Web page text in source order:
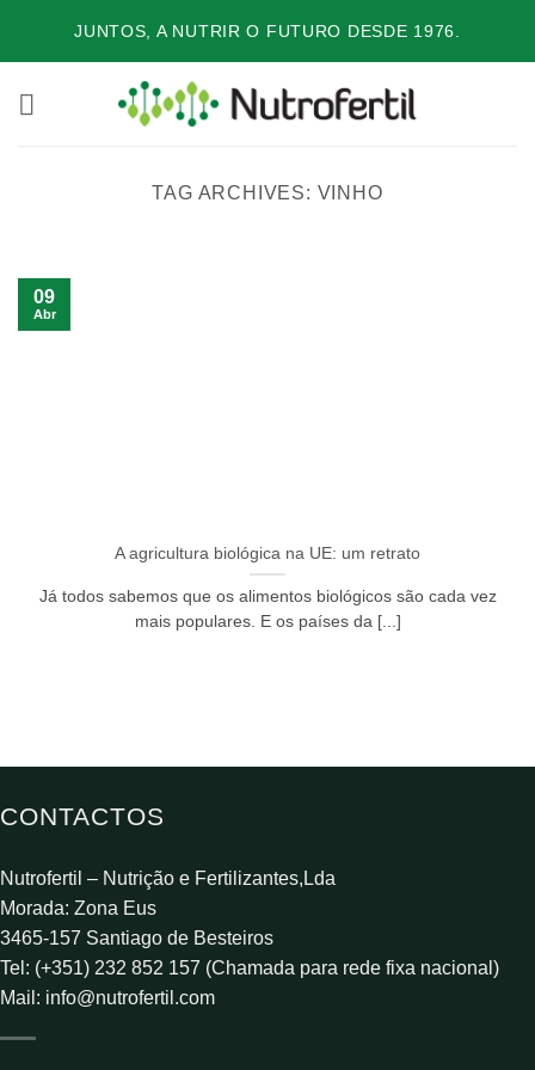
JUNTOS, A NUTRIR O FUTURO DESDE 1976.
TAG ARCHIVES: VINHO
A agricultura biológica na UE: um retrato
Já todos sabemos que os alimentos biológicos são cada vez
mais populares. E os países da [...]
09
Abr
CONTACTOS
Nutrofertil – Nutrição e Fertilizantes,Lda
Morada: Zona Eus
3465-157 Santiago de Besteiros
Tel: (+351) 232 852 157 (Chamada para rede fixa nacional)
Mail: info@nutrofertil.com